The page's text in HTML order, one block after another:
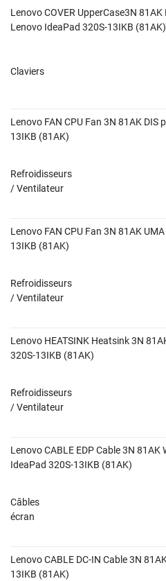
Lenovo COVER UpperCase3N
Lenovo IdeaPad 320S-13IKB (81AK)
Claviers
Lenovo FAN CPU Fan 3N 81AK DIS
13IKB (81AK)
Refroidisseurs
/ Ventilateur
Lenovo FAN CPU Fan 3N 81AK
13IKB (81AK)
Refroidisseurs
/ Ventilateur
Lenovo HEATSINK Heatsink 3N
320S-13IKB (81AK)
Refroidisseurs
/ Ventilateur
Lenovo CABLE EDP Cable 3N
IdeaPad 320S-13IKB (81AK)
Câbles
écran
Lenovo CABLE DC-IN Cable 3N
13IKB (81AK)